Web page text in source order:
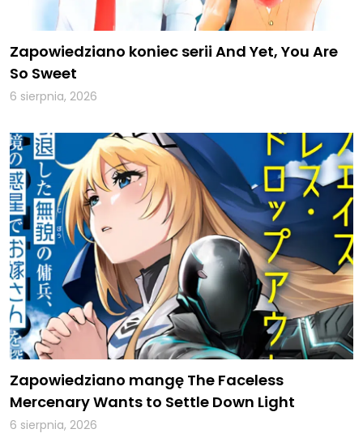
Zapowiedziano koniec serii And Yet, You Are
So Sweet
6 sierpnia, 2026
Zapowiedziano mangę The Faceless
Mercenary Wants to Settle Down Light
6 sierpnia, 2026